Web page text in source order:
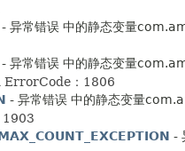
- 异常错误 中的静态变量
- 异常错误 中的静态变量
ErrorCode：1806
- 异常错误 中的静态变量
1903
-